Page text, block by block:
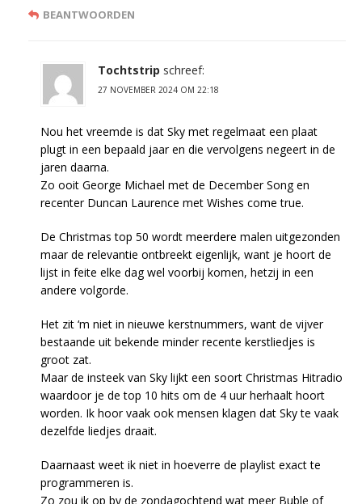
BEANTWOORDEN
Tochtstrip schreef:
27 NOVEMBER 2024 OM 22:18
Nou het vreemde is dat Sky met regelmaat een plaat
plugt in een bepaald jaar en die vervolgens negeert in de
jaren daarna.
Zo ooit George Michael met de December Song en
recenter Duncan Laurence met Wishes come true.
De Christmas top 50 wordt meerdere malen uitgezonden
maar de relevantie ontbreekt eigenlijk, want je hoort de
lijst in feite elke dag wel voorbij komen, hetzij in een
andere volgorde.
Het zit ‘m niet in nieuwe kerstnummers, want de vijver
bestaande uit bekende minder recente kerstliedjes is
groot zat.
Maar de insteek van Sky lijkt een soort Christmas Hitradio
waardoor je de top 10 hits om de 4 uur herhaalt hoort
worden. Ik hoor vaak ook mensen klagen dat Sky te vaak
dezelfde liedjes draait.
Daarnaast weet ik niet in hoeverre de playlist exact te
programmeren is.
Zo zou ik op bv de zondagochtend wat meer Buble of